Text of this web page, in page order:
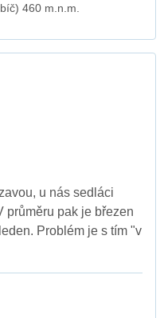
460 m.n.m.
u nás sedláci
průměru pak je březen
Problém je s tím "v